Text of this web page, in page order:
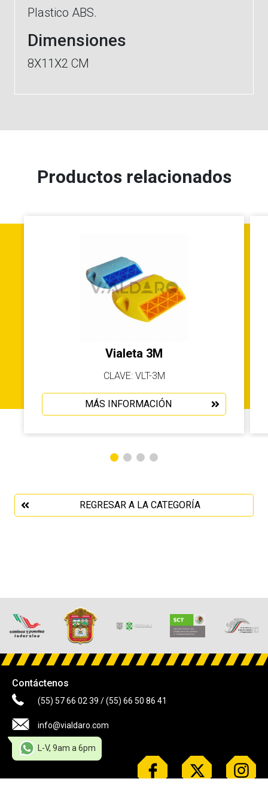
Plastico ABS.
Dimensiones
8X11X2 CM
Productos relacionados
Vialeta 3M
CLAVE: VLT-3M
MÁS INFORMACIÓN
REGRESAR A LA CATEGORÍA
Contáctenos
(55) 57 66 02 39 /(55) 66 50 86 41
info@vialdaro.com
L-V, 9am a 6pm